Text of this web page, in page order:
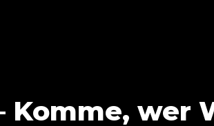
wer